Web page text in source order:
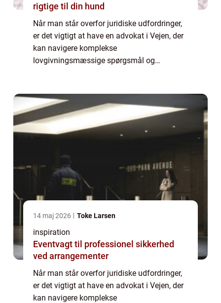
rigtige til din hund
Når man står overfor juridiske udfordringer,
er det vigtigt at have en advokat i Vejen, der
kan navigere komplekse
lovgivningsmæssige spørgsmål og
14 maj 2026 Toke Larsen
inspiration
Eventvagt til professionel sikkerhed
ved arrangementer
Når man står overfor juridiske udfordringer,
er det vigtigt at have en advokat i Vejen, der
kan navigere komplekse